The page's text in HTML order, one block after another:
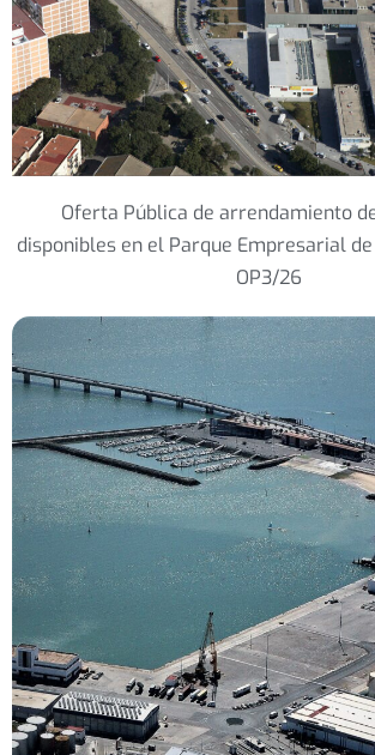
Oferta Pública de arrendamiento
disponibles en el Parque Empresarial
OP3/26